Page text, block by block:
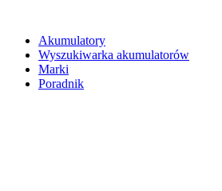
Akumulatory
Wyszukiwarka akumulatorów
Marki
Poradnik